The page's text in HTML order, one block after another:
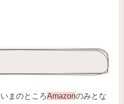
まのところAmazonのみとな